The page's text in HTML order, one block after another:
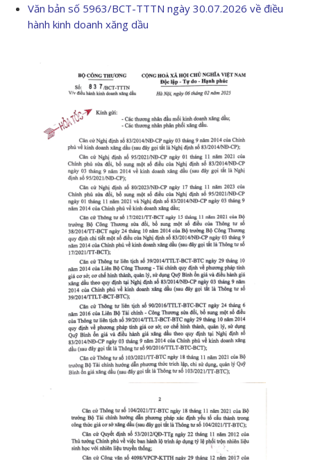
Văn bản số 5963/BCT-TTTN ngày 30.07.2026 về điều
hành kinh doanh xăng dầu